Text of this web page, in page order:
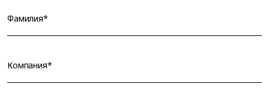
Фамилия*
Компания*